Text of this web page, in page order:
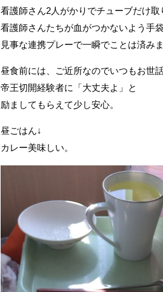
看護師さん2人がかりでチューブだけ取
看護師さんたちが血がつかないよう手
見事な連携プレーで一瞬でことは済みま
昼食前には、ご近所なのでいつもお世
帝王切開経験者に「大丈夫よ」と
励ましてもらえて少し安心。
昼ごはん↓
カレー美味しい。